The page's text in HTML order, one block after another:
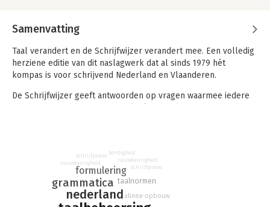
Samenvatting
Taal verandert en de Schrijfwijzer verandert mee. Een volledig
herziene editie van dit naslagwerk dat al sinds 1979 hét
kompas is voor schrijvend Nederland en Vlaanderen.
De Schrijfwijzer geeft antwoorden op vragen waarmee iedere
Deze volledig herziene zesde editie bevat tal van nieuwe en
actuele voorbeelden. Het naslagwerk is daarmee nog beter
toegespitst op de verschillende gebruikersgroepen:
studenten, secretaresses, journalisten, ambtenaren. En op vele
nederland
grammatica
formulering
taalnormen
alinea-opbouw
nauwkeurigheid
schrijfproces bondigheid
nauwkeurigheid
schrijfproces